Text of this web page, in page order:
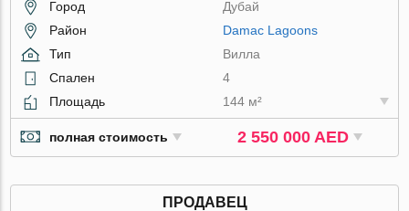
Город
Дубай
Район
Damac Lagoons
Тип
Вилла
Спален
4
Площадь
144 м²
полная стоимость 2 550 000 AED
ПРОДАВЕЦ